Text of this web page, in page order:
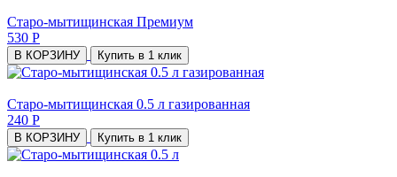
Старо-мытищинская Премиум
530 Р
В КОРЗИНУ Купить в 1 клик
Старо-мытищинская 0.5 л газированная
240 Р
В КОРЗИНУ Купить в 1 клик